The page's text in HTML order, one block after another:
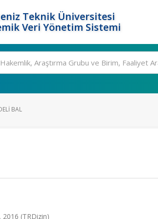
Teknik Üniversitesi
Veri Yönetim Sistemi
BAL
2016 (TRDizin)